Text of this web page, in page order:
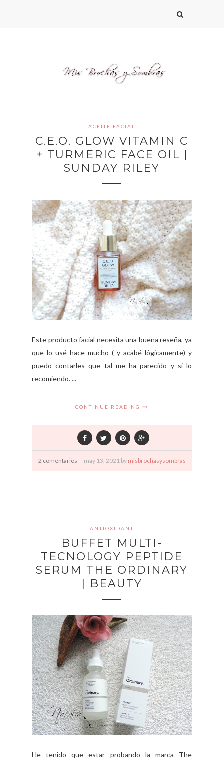
ACEITE FACIAL
C.E.O. GLOW VITAMIN C
+ TURMERIC FACE OIL |
SUNDAY RILEY
Este producto facial necesita una buena reseña, ya
que lo usé hace mucho ( y acabé lógicamente) y
puedo contarles que tal me ha parecido y si lo
recomiendo. ...
CONTINUE READING
2 comentarios may 13, 2021 by misbrochasysombras
ANTIOXIDANT
BUFFET MULTI-
TECNOLOGY PEPTIDE
SERUM THE ORDINARY
| BEAUTY
He tenido que estar probando la marca The